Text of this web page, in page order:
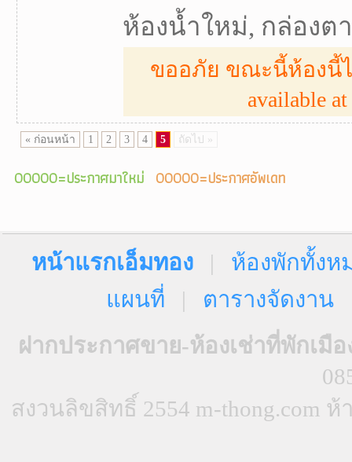
ห้องน้ำใหม่, กล่องต
ขออภัย ขณะนี้ห้องนี้ไ
available
« ก่อนหน้า 1 2 3 4 5 ถัดไป »
00000=ประกาศมาใหม่ 00000=ประกาศอัพเดท
หน้าแรกเอ็มทอง| ห้องพักทั้งห
แผนที่ | ตารางจัดงาน
ฝากประกาศขาย-ห้องเช่าที่พักเมื
สงวนลิขสิทธิ์ 2554 m-thong.com